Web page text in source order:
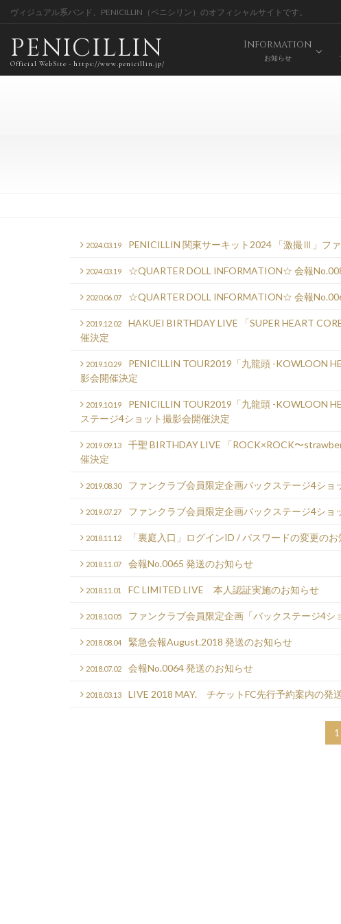
ヴィジュアル系バンド、PENICILLIN（ペニシリン）のオフィシャルサイトです。
PENICILLIN
Official WebSite - https://www.penicillin.jp/
Information
お知らせ
2024.03.19 PENICILLIN 関東サーキット2024 「激撮Ⅲ」フ
2024.03.19 ☆QUARTER DOLL INFORMATION☆ 会報
2020.06.07 ☆QUARTER DOLL INFORMATION☆ 会報
2019.12.02
HAKUEI BIRTHDAY LIVE 「SUPER HEART
催決定
2019.10.29
PENICILLIN TOUR2019「九龍頭 -KOWLOON
影会開催決定
2019.10.19
PENICILLIN TOUR2019「九龍頭 -KOWLOON
ステージ4ショット撮影会開催決定
2019.09.13
千聖 BIRTHDAY LIVE 「ROCK×ROCK〜
催決定
2019.08.30 ファンクラブ会員限定企画バックステージ4ショ
2019.07.27 ファンクラブ会員限定企画バックステージ4ショ
2018.11.12 「裏庭入口」ログインID / パスワードの変更の
2018.11.07 会報No.0065 発送のお知らせ
2018.11.01 FC LIMITED LIVE 本人認証実施のお知らせ
2018.10.05 ファンクラブ会員限定企画「バックステージ4シ
2018.08.04 緊急会報August.2018 発送のお知らせ
2018.07.02 会報No.0064 発送のお知らせ
2018.03.13 LIVE 2018 MAY. チケットFC先行予約案内の発
1